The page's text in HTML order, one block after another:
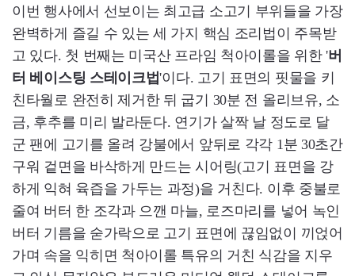
이번 행사에서 선보이는 최고급 소고기 부위들을 가장
완벽하게 즐길 수 있는 세 가지 핵심 조리법이 주목받
고 있다. 첫 번째는 미국산 프라임 척아이롤을 위한 '버
터 베이스팅 스테이크법'이다. 고기 표면의 핏물을 키
친타월로 완전히 제거한 뒤 굽기 30분 전 올리브유, 소
금, 후추를 미리 발라둔다. 연기가 살짝 날 정도로 달
군 팬에 고기를 올려 강불에서 앞뒤로 각각 1분 30초간
구워 겉면을 바삭하게 만드는 시어링(고기 표면을 강
하게 익혀 육즙을 가두는 과정)을 거친다. 이후 중불로
줄여 버터 한 조각과 으깬 마늘, 로즈마리를 넣어 녹인
버터 기름을 숟가락으로 고기 표면에 끊임없이 끼얹어
가며 속을 익히면 척아이롤 특유의 거친 식감을 지우